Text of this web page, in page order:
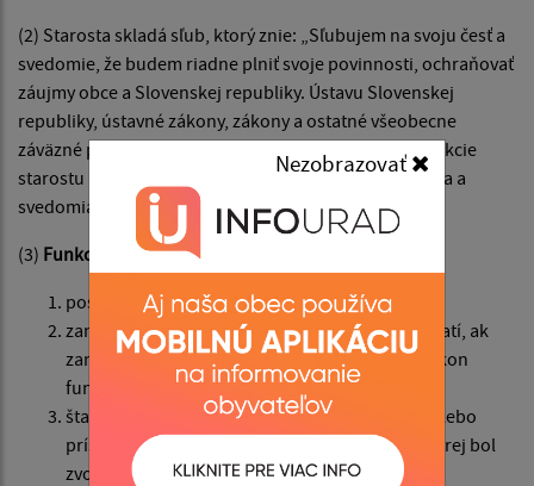
(2) Starosta skladá sľub, ktorý znie: „Sľubujem na svoju česť a
svedomie, že budem riadne plniť svoje povinnosti, ochraňovať
záujmy obce a Slovenskej republiky. Ústavu Slovenskej
republiky, ústavné zákony, zákony a ostatné všeobecne
záväzné právne predpisy budem pri výkone svojej funkcie
starostu uplatňovať podľa svojho najlepšieho vedomia a
svedomia.
(3) Funkcia starostu je nezlučiteľná s funkciou
poslanca,
zamestnanca obce, v ktorej bol zvolený; to neplatí, ak
zamestnanec obce je dlhodobo uvoľnený na výkon
funkcie starostu,
štatutárneho orgánu rozpočtovej organizácie alebo
príspevkovej organizácie zriadenej obcou, v ktorej bol
zvolený,
Nezobrazovať